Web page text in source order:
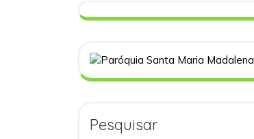
Pesquisar